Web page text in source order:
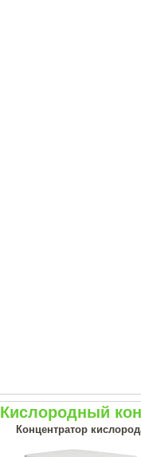
Кислородный
Концентратор